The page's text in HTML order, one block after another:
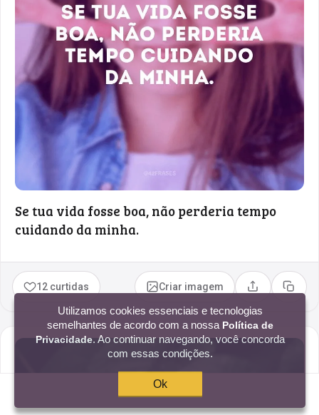
Se tua vida fosse boa, não perderia tempo
cuidando da minha.
12 curtidas Criar imagem Compartilhar
Copiar
Utilizamos cookies essenciais e tecnologias
semelhantes de acordo com a nossa Política de
Privacidade. Ao continuar navegando, você concorda
com essas condições.
Ok